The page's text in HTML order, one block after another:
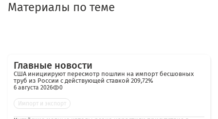
Материалы по теме
Главные новости
США инициируют пересмотр пошлин на импорт бесшовных
труб из России с действующей ставкой 209,72%
6 августа 2026 0
Импорт и экспорт